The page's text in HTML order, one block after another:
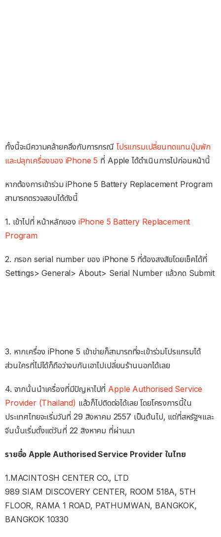
ทั้งนี้จะมีความคล้ายคลึงกับการกรณี โปรแกรมเปลี่ยนทดแทนปุ่มพัก
และปลุกเครื่องของ iPhone 5 ที่ Apple ได้ดำเนินการไปก่อนหน้านี้
หากต้องการเข้าร่วม iPhone 5 Battery Replacement Program
สามารถตรวจสอบได้ดังนี้
1. เข้าไปที่ หน้าหลักของ iPhone 5 Battery Replacement
Program
2. กรอก serial number ของ iPhone 5 ที่ต้องสงสัยโดยเช็คได้ที่
Settings> General> About> Serial Number แล้วกด Submit
3. หากเครื่อง iPhone 5 เข้าข่ายก็สามารถที่จะเข้าร่วมโปรแกรมได้
ส่วนใครที่ไม่ได้ก็ถือว่าจบกันเอาไปเปลี่ยนร้านนอกได้เลย
4. จากนั้นนำเครื่องที่มีปัญหาไปที่ Apple Authorised Service
Provider (Thailand) แล้วก็ไปติดต่อได้เลย โดยโครงการนี้ใน
ประเทศไทยจะเริ่มวันที่ 29 สิงหาคม 2557 เป็นต้นไป, แต่ที่สหรัฐฯและ
จีนนั้นเริ่มตั้งแต่วันที่ 22 สิงหาคม ที่ผ่านมา
รายชื่อ Apple Authorised Service Provider ในไทย
1.MACINTOSH CENTER CO., LTD
989 SIAM DISCOVERY CENTER, ROOM 518A, 5TH
FLOOR, RAMA 1 ROAD, PATHUMWAN, BANGKOK,
BANGKOK 10330